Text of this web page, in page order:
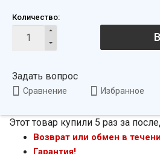
Количество:
Задать вопрос
Сравнение Избранное
Этот товар купили 5 раз за
Возврат или обмен в
Гарантия!